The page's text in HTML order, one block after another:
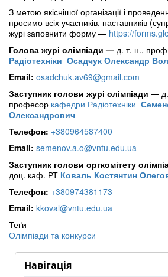
З метою якіснішої організації і
просимо всіх учасників, наставників
журі заповнити форму — https://
Голова журі олімпіади— д. т. н.,
Радіотехніки Осадчук Олександр
Email: osadchuk.av69@gmail.com
Заступник голови журі олімпіади — д.
професор кафедри Радіотехніки
Олександрович
Телефон: +380964587400
Email: semenov.a.o@vntu.edu.ua
Заступник голови оргкомітету
доц. каф. РТ Коваль Костянтин
Телефон: +380974381173
Email: kkoval@vntu.edu.ua
Теґи
Олімпіади та конкурси
Навігація